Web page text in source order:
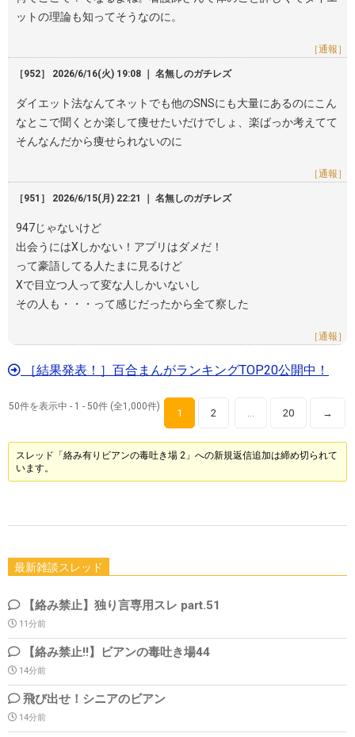
ットの理論も知ってそうなのに。
［通報］
［952］ 2026/6/16(火) 19:08 ｜ 名無しのガチレズ
ダイエット法なんてネットでも他のSNSにも大量にあるのにこん
なとこで聞くとか楽して痩せたいだけでしょ、楽ばっか考えてて
そんなんだから痩せられないのに
［通報］
［951］ 2026/6/15(月) 22:21 ｜ 名無しのガチレズ
947じゃないけど
出会うにはXしかない！アプリはダメだ！
って豪語してる人たまに見るけど
Xで目立つ人って変な人しかいないし
その人も・・・って感じだったから全て察した
［通報］
［結果発表！］百合まんがランキングTOP20公開中！
50件を表示中 - 1 - 50件 (全1,000件)
1 2 … 20 →
スレッド「絡み有りビアンの毒吐き場 2」への新規返信追加は締め切られて
います。
最新雑談スレッド
【絡み禁止】独り言専用スレ part.51
11分前
【絡み禁止!!】ビアンの毒吐き場44
14分前
飛び出せ！シニアのビアン
14分前